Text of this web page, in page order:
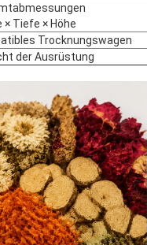
× Tiefe × Höhe
Trocknungswagen
der Ausrüstung